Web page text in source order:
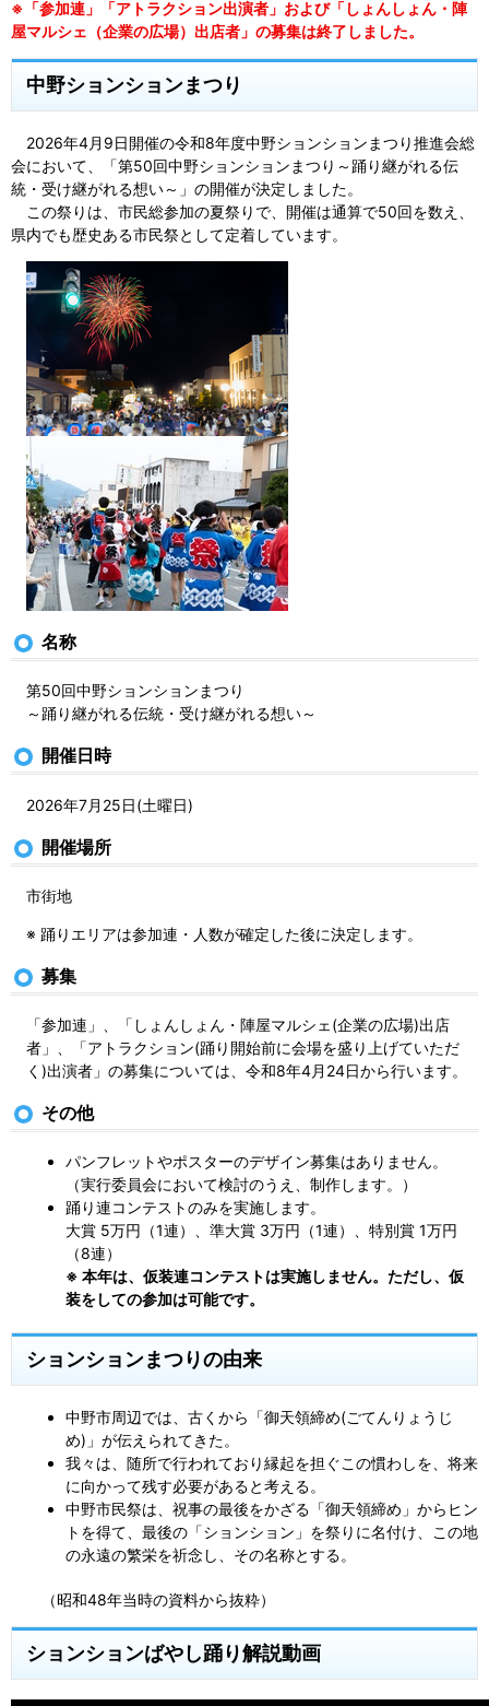
※「参加連」「アトラクション出演者」および「しょんしょん・陣
屋マルシェ（企業の広場）出店者」の募集は終了しました。
中野ションションまつり
2026年4月9日開催の令和8年度中野ションションまつり推進会総
会において、「第50回中野ションションまつり～踊り継がれる伝
統・受け継がれる想い～」の開催が決定しました。
この祭りは、市民総参加の夏祭りで、開催は通算で50回を数え、
県内でも歴史ある市民祭として定着しています。
名称
第50回中野ションションまつり
～踊り継がれる伝統・受け継がれる想い～
開催日時
2026年7月25日(土曜日)
開催場所
市街地
※ 踊りエリアは参加連・人数が確定した後に決定します。
募集
「参加連」、「しょんしょん・陣屋マルシェ(企業の広場)出店
者」、「アトラクション(踊り開始前に会場を盛り上げていただ
く)出演者」の募集については、令和8年4月24日から行います。
その他
パンフレットやポスターのデザイン募集はありません。
（実行委員会において検討のうえ、制作します。）
踊り連コンテストのみを実施します。
大賞 5万円（1連）、準大賞 3万円（1連）、特別賞 1万円
（8連）
※ 本年は、仮装連コンテストは実施しません。ただし、仮
装をしての参加は可能です。
ションションまつりの由来
中野市周辺では、古くから「御天領締め(ごてんりょうじ
め)」が伝えられてきた。
我々は、随所で行われており縁起を担ぐこの慣わしを、将来
に向かって残す必要があると考える。
中野市民祭は、祝事の最後をかざる「御天領締め」からヒン
トを得て、最後の「ションション」を祭りに名付け、この地
の永遠の繁栄を祈念し、その名称とする。
（昭和48年当時の資料から抜粋）
ションションばやし踊り解説動画